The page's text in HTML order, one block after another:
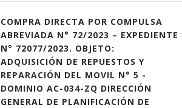
COMPRA DIRECTA POR COMPULSA
ABREVIADA N° 72/2023 – EXPEDIENTE
N° 72077/2023. OBJETO:
ADQUISICIÓN DE REPUESTOS Y
REPARACIÓN DEL MOVIL N° 5 -
DOMINIO AC-034-ZQ DIRECCIÓN
GENERAL DE PLANIFICACIÓN DE